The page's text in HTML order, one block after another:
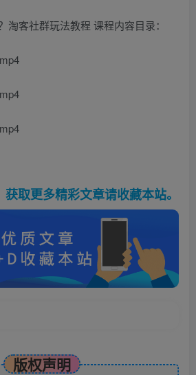
淘客社群玩法教程 课程内容目录：
取更多精彩文章请收藏本站。
版权声明